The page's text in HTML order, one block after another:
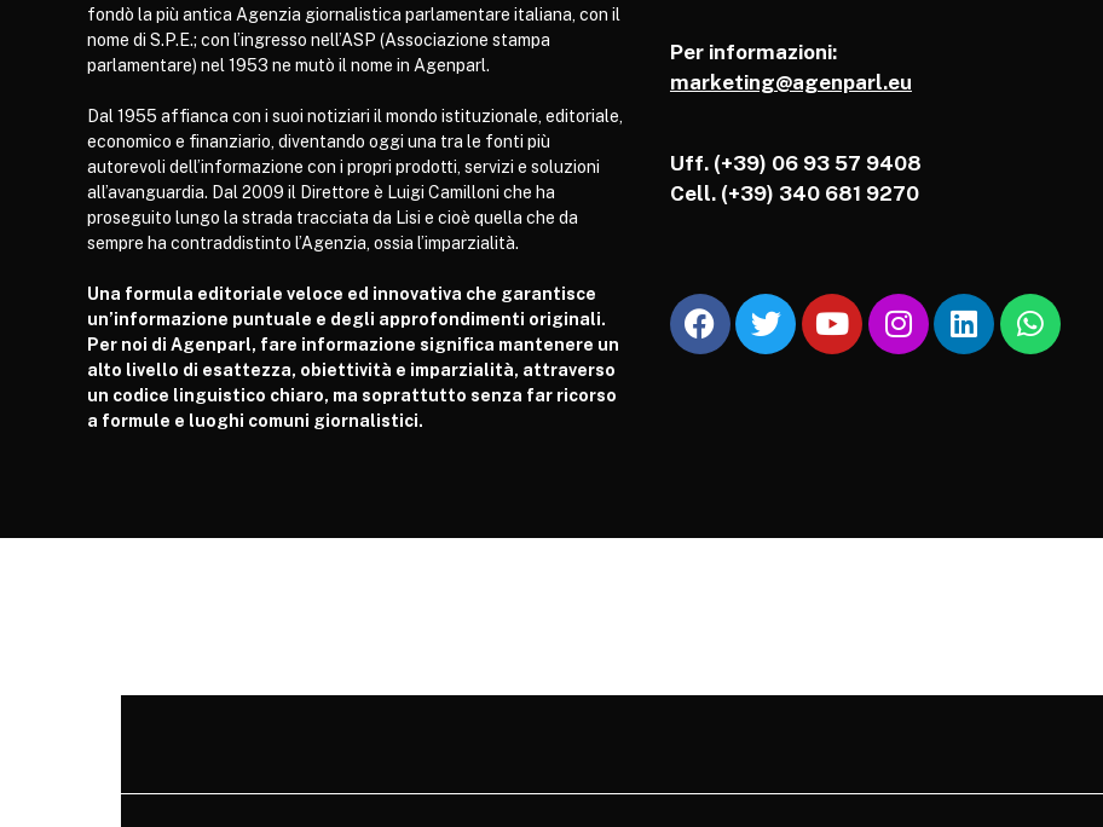
fondò la più antica Agenzia giornalistica parlamentare italiana, con il
nome di S.P.E.; con l’ingresso nell’ASP (Associazione stampa
parlamentare) nel 1953 ne mutò il nome in Agenparl.
Dal 1955 affianca con i suoi notiziari il mondo istituzionale, editoriale,
economico e finanziario, diventando oggi una tra le fonti più
autorevoli dell’informazione con i propri prodotti, servizi e soluzioni
all’avanguardia. Dal 2009 il Direttore è Luigi Camilloni che ha
proseguito lungo la strada tracciata da Lisi e cioè quella che da
sempre ha contraddistinto l’Agenzia, ossia l’imparzialità.
Una formula editoriale veloce ed innovativa che garantisce
un’informazione puntuale e degli approfondimenti originali.
Per noi di Agenparl, fare informazione significa mantenere un
alto livello di esattezza, obiettività e imparzialità, attraverso
un codice linguistico chiaro, ma soprattutto senza far ricorso
a formule e luoghi comuni giornalistici.
Per informazioni:
marketing@agenparl.eu
Uff. (+39) 06 93 57 9408
Cell. (+39) 340 681 9270